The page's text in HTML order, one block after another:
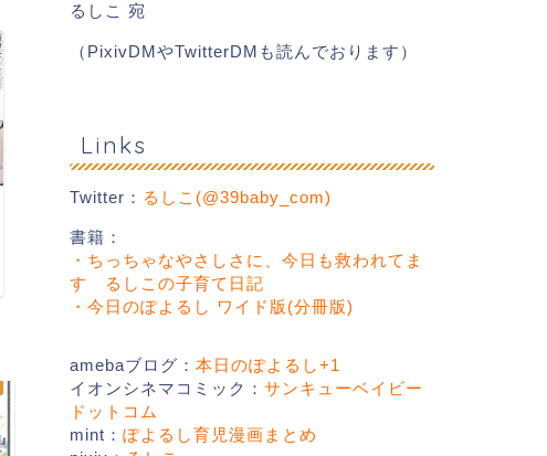
タベリー
2019年9月21日
PR
ングデスク
るしこ 宛
（PixivDMやTwitterDMも読んでおります）
Links
Twitter： るしこ(@39baby_com)
書籍：
・ちっちゃなやさしさに、今日も救われてま
す るしこの子育て日記
・今日のぽよるし ワイド版(分冊版)
amebaブログ： 本日のぽよるし+1
イオンシネマコミック： サンキューベイビー
ドットコム
mint： ぽよるし育児漫画まとめ